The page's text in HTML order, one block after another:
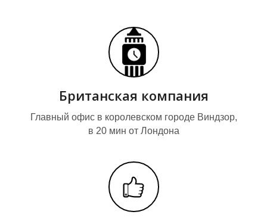
К
КБританская компания
Главный офис в королевском городе Виндзор,
в 20 мин от Лондона